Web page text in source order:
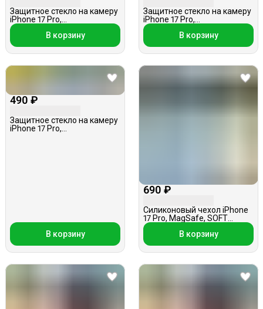
Защитное стекло на камеру
iPhone 17 Pro,
металлическое,
серебристоеВ корзину
Защитное стекло на камеру
iPhone 17 Pro,
металлическое, черное
В корзину
490 ₽
Защитное стекло на камеру
iPhone 17 Pro,
В корзину
690 ₽
Силиконовый чехол iPhone
17 Pro, MagSafe, SOFT
TOUCH, голубой
В корзину